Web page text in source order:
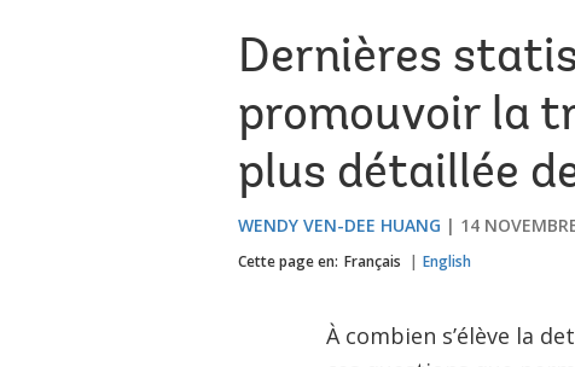
Dernières
promouvoir la
plus détaillée
WENDY VEN-DEE HUANG 14
Cette page en: Français English
À combien s’élève la